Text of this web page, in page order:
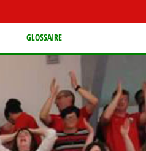
GLOSSAIRE